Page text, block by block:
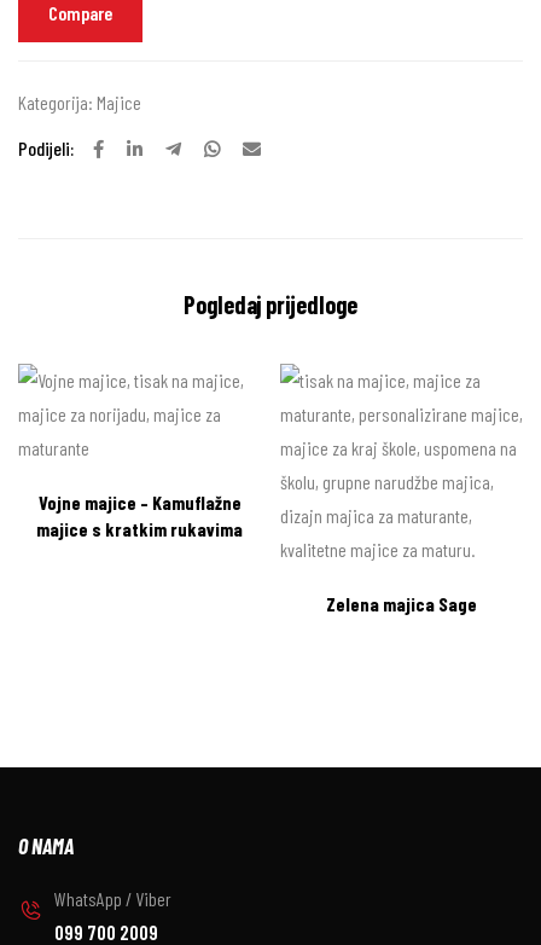
Compare
Kategorija: Majice
Podijeli:
Pogledaj prijedloge
Vojne majice – Kamuflažne
majice s kratkim rukavima
Zelena majica Sage
O NAMA
WhatsApp / Viber
099 700 2009